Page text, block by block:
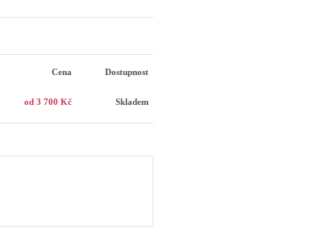
Cena Dostupnost
od 3 700 Kč Skladem